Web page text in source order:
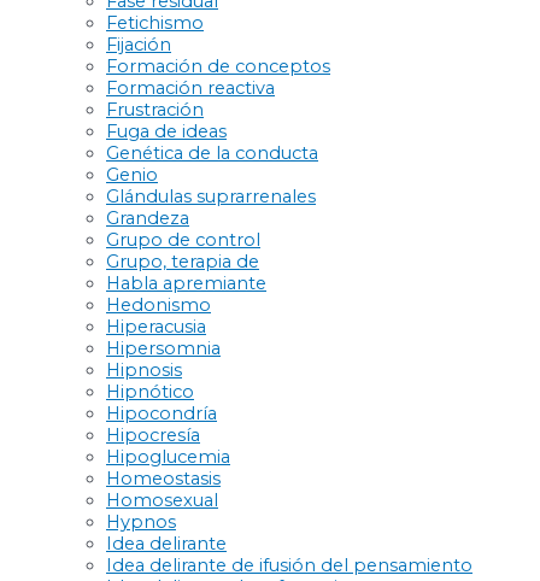
Fetichismo
Fijación
Formación de conceptos
Formación reactiva
Frustración
Fuga de ideas
Genética de la conducta
Genio
Glándulas suprarrenales
Grandeza
Grupo de control
Grupo, terapia de
Habla apremiante
Hedonismo
Hiperacusia
Hipersomnia
Hipnosis
Hipnótico
Hipocondría
Hipocresía
Hipoglucemia
Homeostasis
Homosexual
Hypnos
Idea delirante
Idea delirante de ifusión del pensamiento